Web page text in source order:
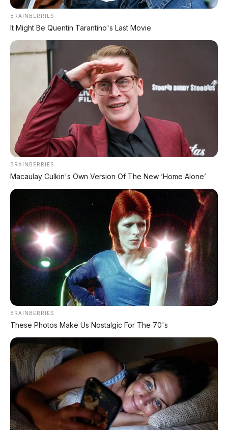
All Risk • TLO • Mulai 1,5 juta/tahun
🛋️ Interior: Aksen Oranye yang
Menyegarkan
Masuk ke kabin, Brio RS Urbanite tetap
mempertahankan kelincahan Brio, tapi dengan
sentuhan oranyeyang bikin interior lebih hidup:
Aksen oranye di dashboard sisi penumpang, kisi-
kisi AC, dan jahitan jok fabrik.
Meter cluster dengan aksen oranye.
Layar head unit 6,2 inci dengan konektivitas musik
dan hands-free [citation:3].
Lingkar kemudi nyaman dengan audio steering
switch.
Speaker tambahan (tweeter) dan speaker di
baris kedua.
Untuk penumpang belakang setinggi 170 cm,
ruang kaki masih cukup nyaman. Ada back pocket,
cup holder di pintu, dan headrest adjustable.
⚙️ Performa & Mesin
Brio RS Urbanite masih mengandalkan mesin
i-VTEC 4-silinderyang sudah terbukti bandel dan
irit:
Tenaga:90 PS @ 6.000 rpm
Torsi:
110 Nm @ 4.800 rpm
Transmisi: CVT dengan Earth Dream Technology
BRAINBERRIES
It Might Be Quentin Tarantino's Last Movie
BRAINBERRIES
Macaulay Culkin's Own Version Of The New ‘Home Alone’
BRAINBERRIES
These Photos Make Us Nostalgic For The 70's